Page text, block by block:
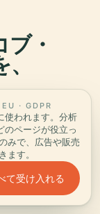
・
ディオガイ
インでお楽し
EU · GDPR
使われます。分析
ページが役立っ
みで、広告や販売
ます。
て受け入れる